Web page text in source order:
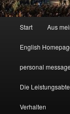
Start Aus
English
personal
Die
Verhalten